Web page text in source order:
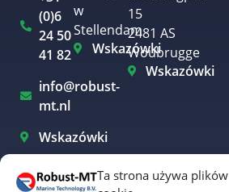
Ta strona używa plików
(0)6
24 50
41 82
info@robust-
mt.nl
Wskazówki
w
Stellendam
Wskazówki
15
2481 AS
Woubrugge
Wskazówki